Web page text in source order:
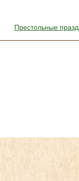
Престольные